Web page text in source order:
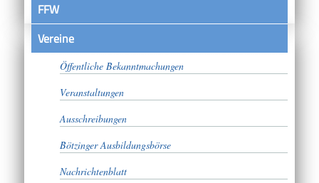
FFW
VereineSatzungen
Öffentliche Bekanntmachungen
Veranstaltungen
Ausschreibungen
Bötzinger Ausbildungsbörse
Nachrichtenblatt